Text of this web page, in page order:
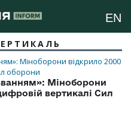
EN
Міноборони
вертикалі Сил